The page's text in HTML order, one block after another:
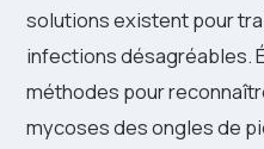
solutions existent pour
infections désagréables.
méthodes pour
mycoses des ongles de